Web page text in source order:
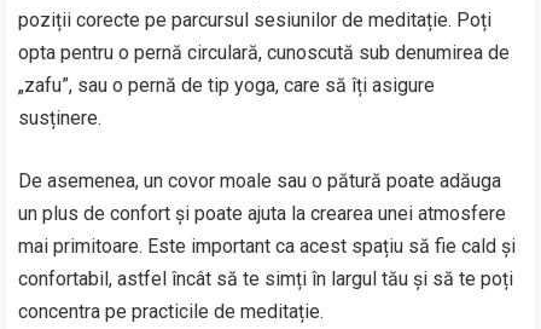
poziții corecte pe parcursul sesiunilor de meditație. Poți
opta pentru o pernă circulară, cunoscută sub denumirea de
„zafu”, sau o pernă de tip yoga, care să îți asigure
susținere.
De asemenea, un covor moale sau o pătură poate adăuga
un plus de confort și poate ajuta la crearea unei atmosfere
mai primitoare. Este important ca acest spațiu să fie cald și
confortabil, astfel încât să te simți în largul tău și să te poți
concentra pe practicile de meditație.